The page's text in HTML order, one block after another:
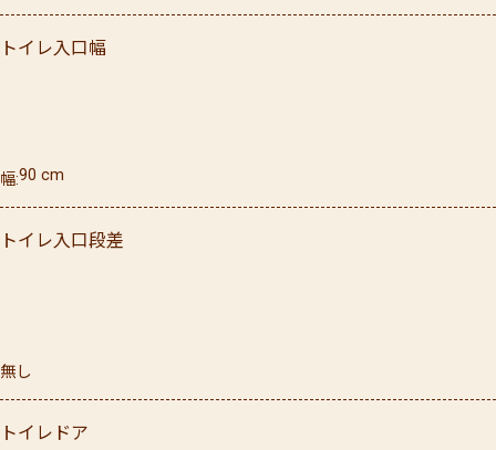
トイレ入口幅
幅90 cm
トイレ入口段差
無し
トイレドア